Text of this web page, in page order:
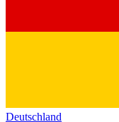
Deutschland